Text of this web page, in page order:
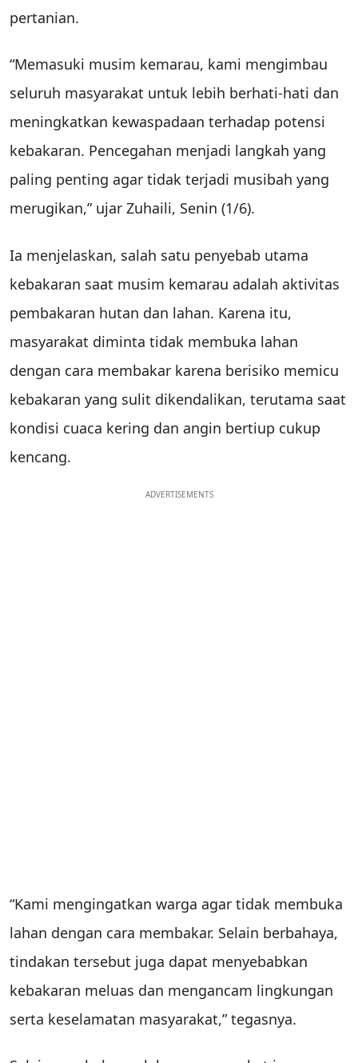
pertanian.
“Memasuki musim kemarau, kami mengimbau
seluruh masyarakat untuk lebih berhati-hati dan
meningkatkan kewaspadaan terhadap potensi
kebakaran. Pencegahan menjadi langkah yang
paling penting agar tidak terjadi musibah yang
merugikan,” ujar Zuhaili, Senin (1/6).
Ia menjelaskan, salah satu penyebab utama
kebakaran saat musim kemarau adalah aktivitas
pembakaran hutan dan lahan. Karena itu,
masyarakat diminta tidak membuka lahan
dengan cara membakar karena berisiko memicu
kebakaran yang sulit dikendalikan, terutama saat
kondisi cuaca kering dan angin bertiup cukup
kencang.
ADVERTISEMENTS
“Kami mengingatkan warga agar tidak membuka
lahan dengan cara membakar. Selain berbahaya,
tindakan tersebut juga dapat menyebabkan
kebakaran meluas dan mengancam lingkungan
serta keselamatan masyarakat,” tegasnya.